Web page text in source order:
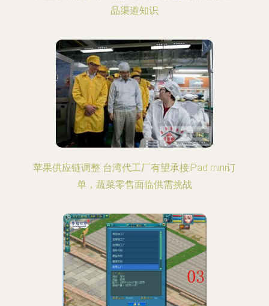
品渠道知识
苹果供应链调整 台湾代工厂有望承接iPad mini订
单，蔬菜零售面临供需挑战